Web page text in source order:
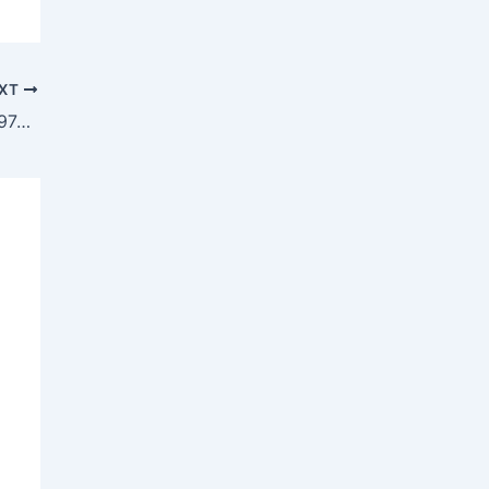
मानव परिवार हुआ आबाद, 8 अरब के पार हुई आबादी ,1974 में थी 4 अरब की जनसंख्या